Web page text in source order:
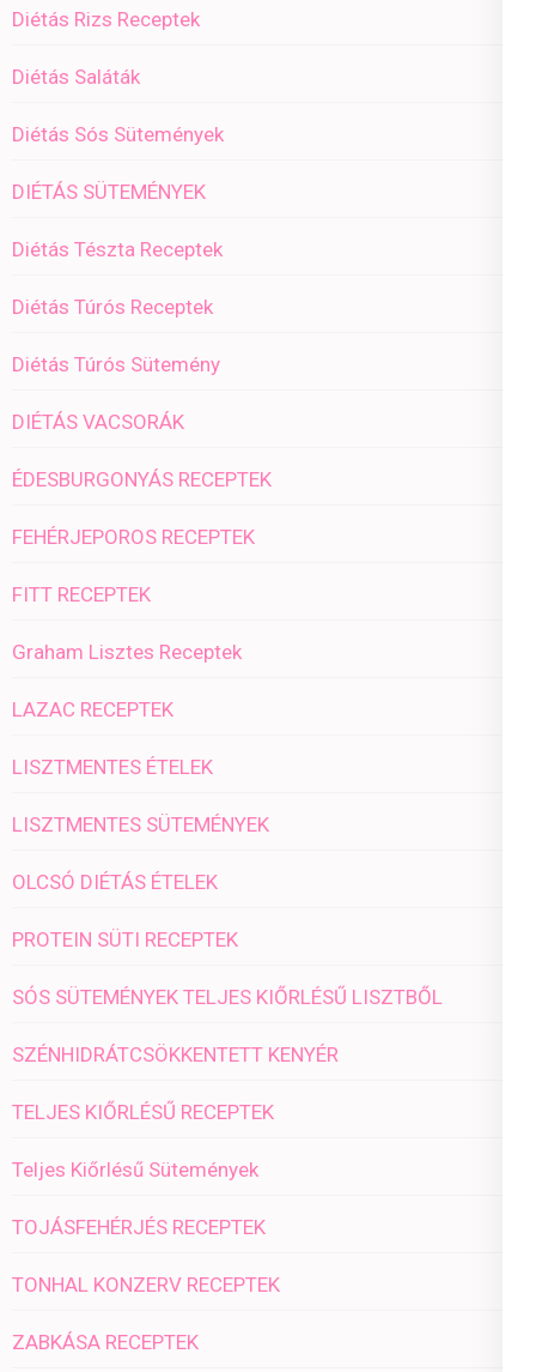
Diétás Rizs Receptek
Diétás Saláták
Diétás Sós Sütemények
DIÉTÁS SÜTEMÉNYEK
Diétás Tészta Receptek
Diétás Túrós Receptek
Diétás Túrós Sütemény
DIÉTÁS VACSORÁK
ÉDESBURGONYÁS RECEPTEK
FEHÉRJEPOROS RECEPTEK
FITT RECEPTEK
Graham Lisztes Receptek
LAZAC RECEPTEK
LISZTMENTES ÉTELEK
LISZTMENTES SÜTEMÉNYEK
OLCSÓ DIÉTÁS ÉTELEK
PROTEIN SÜTI RECEPTEK
SÓS SÜTEMÉNYEK TELJES KIŐRLÉSŰ LISZTBŐL
SZÉNHIDRÁTCSÖKKENTETT KENYÉR
TELJES KIŐRLÉSŰ RECEPTEK
Teljes Kiőrlésű Sütemények
TOJÁSFEHÉRJÉS RECEPTEK
TONHAL KONZERV RECEPTEK
ZABKÁSA RECEPTEK